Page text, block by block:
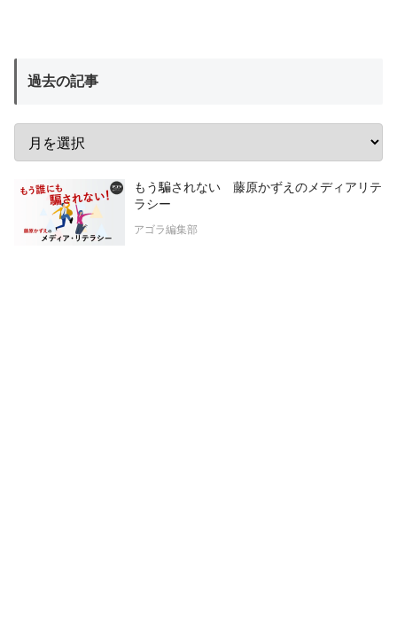
過去の記事
もう騙されない 藤原かずえのメディアリテ
ラシー
アゴラ編集部